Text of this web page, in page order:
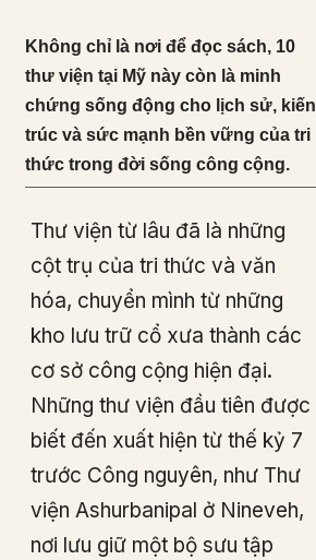
Không chỉ là nơi để đọc sách, 10
thư viện tại Mỹ này còn là minh
chứng sống động cho lịch sử, kiến
trúc và sức mạnh bền vững của tri
thức trong đời sống công cộng.
Thư viện từ lâu đã là những
cột trụ của tri thức và văn
hóa, chuyển mình từ những
kho lưu trữ cổ xưa thành các
cơ sở công cộng hiện đại.
Những thư viện đầu tiên được
biết đến xuất hiện từ thế kỷ 7
trước Công nguyên, như Thư
viện Ashurbanipal ở Nineveh,
nơi lưu giữ một bộ sưu tập